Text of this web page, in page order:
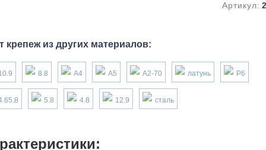
Артикул:
крепеж из других материалов:
8.8 А4 А5 А2-70 латунь P6
5.8 4.8 12.9 сталь